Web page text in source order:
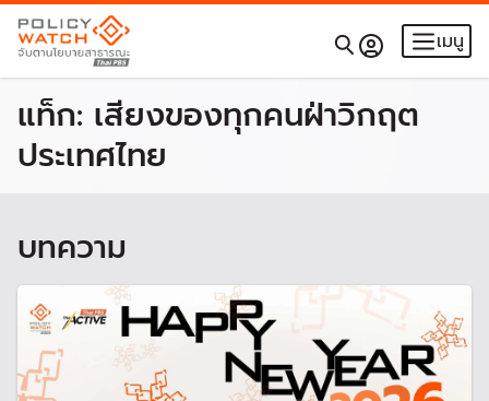
เมนู
แท็ก: เสียงของทุกคนฝ่าวิกฤต
ประเทศไทย
บทความ